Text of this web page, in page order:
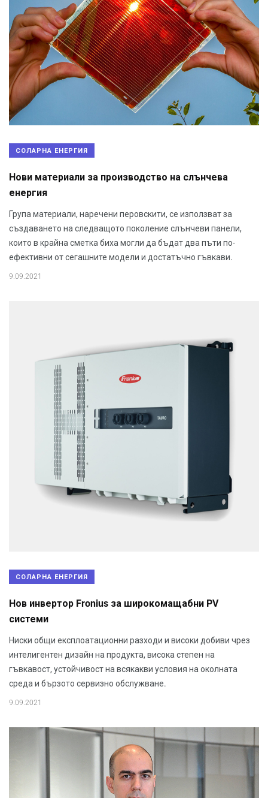
СОЛАРНА ЕНЕРГИЯ
Нови материали за производство на слънчева
енергия
Група материали, наречени перовскити, се използват за
създаването на следващото поколение слънчеви панели,
които в крайна сметка биха могли да бъдат два пъти по-
ефективни от сегашните модели и достатъчно гъвкави.
9.09.2021
СОЛАРНА ЕНЕРГИЯ
Нов инвертор Fronius за широкомащабни PV
системи
Ниски общи експлоатационни разходи и високи добиви чрез
интелигентен дизайн на продукта, висока степен на
гъвкавост, устойчивост на всякакви условия на околната
среда и бързото сервизно обслужване.
9.09.2021